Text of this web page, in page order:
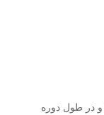
و در طول دوره